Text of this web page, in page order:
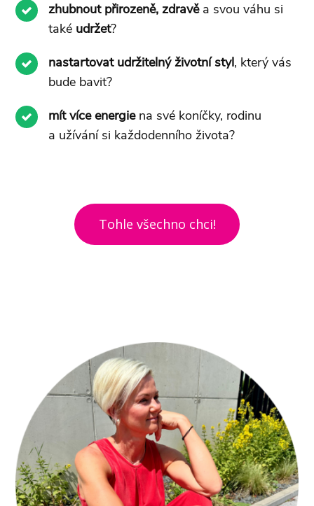
zhubnout přirozeně, zdravěa svou váhu si
také udržet?
nastartovat udržitelný životní styl, který vás
bude bavit?
mít více energie na své koníčky, rodinu
a užívání si každodenního života?
Tohle všechno chci!